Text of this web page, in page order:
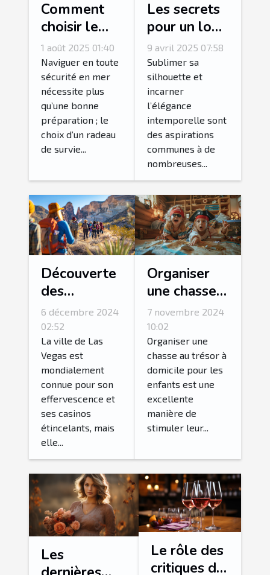
Comment
choisir le
bon radeau
de survie
pour votre
équipage ?
1 août 2025 01:40
Naviguer en toute
sécurité en mer
nécessite plus
qu’une bonne
préparation ; le
choix d’un radeau
de survie...
Les secrets
pour un look
glamoureux
avec des
corsets et
bustiers
9 avril 2025 07:58
Sublimer sa
silhouette et
incarner
l’élégance
intemporelle sont
des aspirations
communes à de
nombreuses...
Découverte
des
merveilles
naturelles
autour de
Las Vegas
en excursion
guidée
6 décembre 2024
02:52
La ville de Las
Vegas est
mondialement
connue pour son
effervescence et
ses casinos
étincelants, mais
elle...
Organiser
une chasse
au trésor
thématique
pour enfants
à domicile
7 novembre 2024
10:02
Organiser une
chasse au trésor à
domicile pour les
enfants est une
excellente
manière de
stimuler leur...
Les
Le rôle des
critiques de